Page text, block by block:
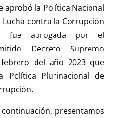
aprobó la Política Nacional
Lucha contra la Corrupción
fue abrogada por el
Decreto Supremo
del año 2023 que
Política Plurinacional de
presentamos